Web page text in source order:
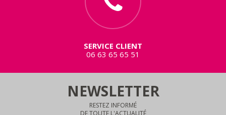
SERVICE CLIENT
06 63 65 65 51
NEWSLETTER
RESTEZ INFORMÉ